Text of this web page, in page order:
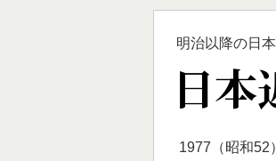
明治以降の日
日
1977（昭和52